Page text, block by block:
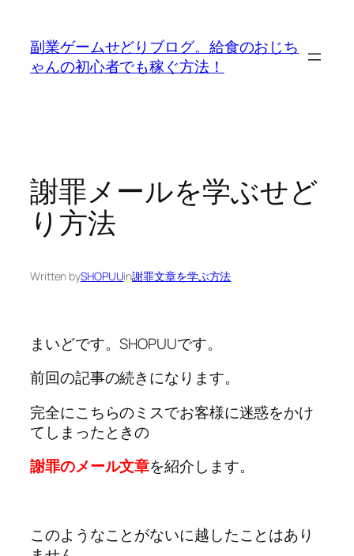
副業ゲームせどりブログ。給食のおじち
ゃんの初心者でも稼ぐ方法！
謝罪メールを学ぶせど
り方法
Written bySHOPUUin謝罪文章を学ぶ方法
まいどです。SHOPUUです。
前回の記事の続きになります。
完全にこちらのミスでお客様に迷惑をかけ
てしまったときの
謝罪のメール文章を紹介します。
このようなことがないに越したことはあり